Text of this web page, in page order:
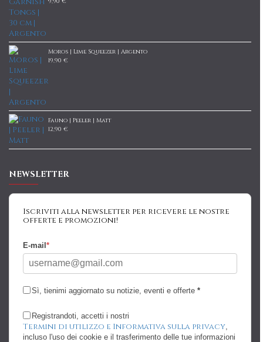
Moros | Lime Squeezer | Argento
19,90 €
Fauno | Peeler | Matt
12,90 €
NEWSLETTER
Iscriviti alla newsletter per ricevere le nostre
offerte e promozioni!
E-mail *
Sì, tienimi aggiornato su notizie, eventi e offerte *
Registrandoti, accetti i nostri
Termini di utilizzo e Informativa sulla privacy,
incluso l'uso dei cookie e il trasferimento delle tue informazioni